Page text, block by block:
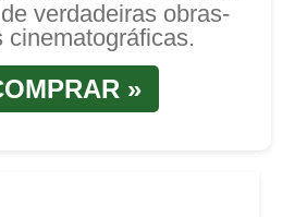
verdadeiras obras-
cinematográficas.
»